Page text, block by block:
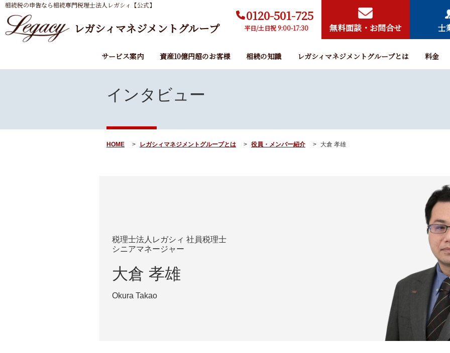
相続税の申告なら相続専門税理士法人レガシィ【公式】
レガシィマネジメントグループ
0120-501-725
平日/土日祝 9:00-17:30 無料面談・お問合せ 士
サービス案内 資産10億円超のお客様 相続の知識 レガシィマネジメントグループとは 料金
インタビュー
HOME レガシィマネジメントグループとは 役員・メンバー紹介 大倉 孝雄
税理士法人レガシィ 社員税理士
シニアマネージャー
大倉 孝雄
Okura Takao